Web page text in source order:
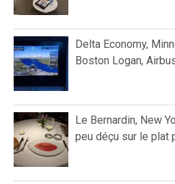
Delta Economy,
Boston Logan,
Le Bernardin, New
peu déçu sur le plat